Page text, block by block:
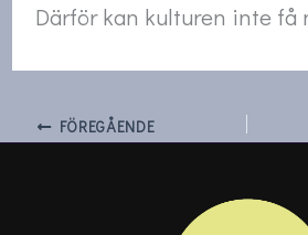
Därför kan kulturen inte få
FÖREGÅENDE